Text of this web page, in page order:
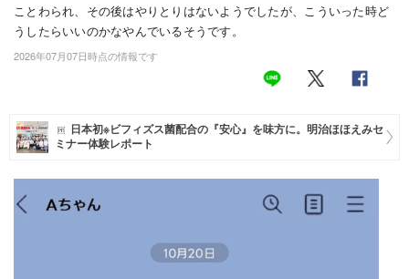
病院
美容・ファッション
住まい
マネー
ことわられ、その後はやりとりはないようでしたが、こういった時ど
うしたらいいのかなやんでいるそうです。
2026年07月07日時点の情報です
日本初※ビフィズス菌配合の『安心』を味方に。明治ほほえみセ
ミナー体験レポート